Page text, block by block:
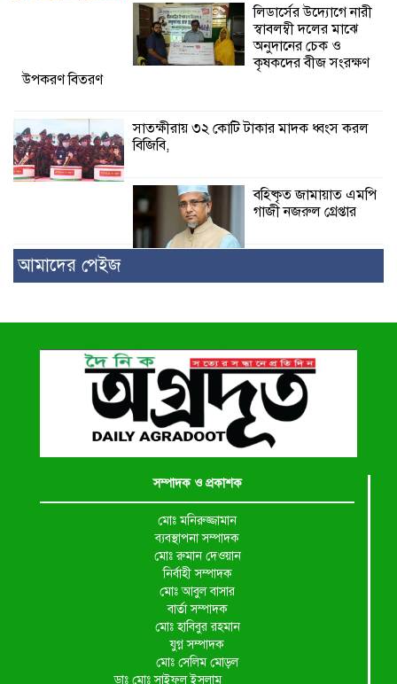
লিডার্সের উদ্যোগে নারী
স্বাবলম্বী দলের মাঝে
অনুদানের চেক ও
কৃষকদের বীজ সংরক্ষণ
উপকরণ বিতরণ
সাতক্ষীরায় ৩২ কোটি টাকার মাদক ধ্বংস করল
বিজিবি,
বহিষ্কৃত জামায়াত এমপি
গাজী নজরুল গ্রেপ্তার
আমাদের পেইজ
সম্পাদক ও প্রকাশক
মোঃ মনিরুজ্জামান
ব্যবস্থাপনা সম্পাদক
মোঃ রুমান দেওয়ান
নির্বাহী সম্পাদক
মোঃ আবুল বাসার
বার্তা সম্পাদক
মোঃ হাবিবুর রহমান
যুগ্ন সম্পাদক
মোঃ সেলিম মোড়ল
ডাঃ মোঃ সাইফুল ইসলাম